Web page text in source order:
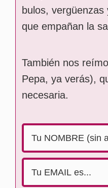
bulos,
que empañan la
También nos
Pepa, ya verás),
necesaria.